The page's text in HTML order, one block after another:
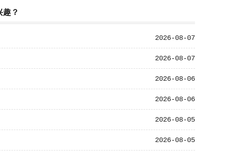
趣？
2026-08-07
2026-08-07
2026-08-06
2026-08-06
2026-08-05
2026-08-05